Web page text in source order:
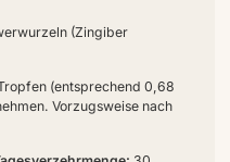
(Zingiber
(entsprechend 0,68
Vorzugsweise nach